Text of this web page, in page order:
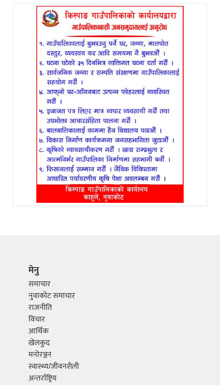
मेनु
समाचार
नुवाकोट समाचार
राजनीति
विचार
आर्थिक
खेलकुद
मनोरञ्जन
स्वास्थ्य/जीवनशैली
अन्तर्राष्ट्रिय